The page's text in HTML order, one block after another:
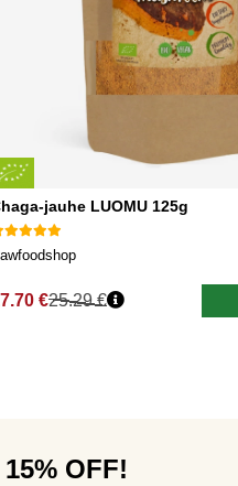
jauhe LUOMU 125g
€25.29 €
OFF!